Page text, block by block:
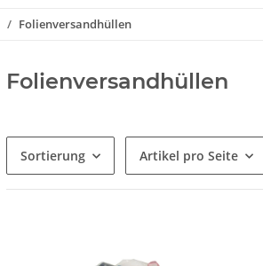
Folienversandhüllen
Folienversandhüllen
Sortierung Artikel pro Seite